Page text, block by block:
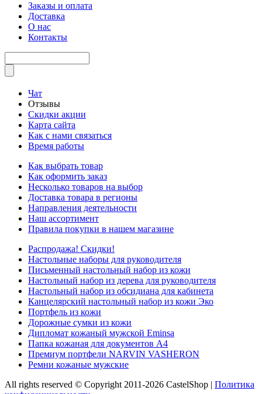
Заказы и оплата
Доставка
О нас
Контакты
Чат
Отзывы
Скидки акции
Карта сайта
Как с нами связаться
Время работы
Как выбрать товар
Как оформить заказ
Несколько товаров на выбор
Доставка товара в регионы
Направления деятельности
Наш ассортимент
Правила покупки в нашем магазине
Распродажа! Скидки!
Настольные наборы для руководителя
Письменный настольный набор из кожи
Настольный набор из дерева для руководителя
Настольный набор из обсидиана для кабинета
Канцелярский настольный набор из кожи Эко
Портфель из кожи
Дорожные сумки из кожи
Дипломат кожаный мужской Eminsa
Папка кожаная для документов А4
Премиум портфели NARVIN VASHERON
Ремни кожаные мужские
All rights reserved © Copyright 2011-2026 CastelShop | Политика